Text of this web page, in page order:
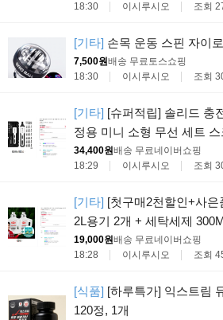
18:30
이시루시오 조회
[기타] 손목 운동 스핀 자이
7,500원배송 무료토스쇼핑
18:30
이시루시오 조회
[기타] [슈퍼적립] 솔리드 충
정용 미니 소형 무선 세트
34,400원배송 무료네이버쇼핑
18:29
이시루시오 조회
[기타] [첫구매2천할인+사
2L용기 2개 + 세탁세제
19,000원배송 무료네이버쇼핑
18:28
이시루시오 조회
[식품] [하루특가] 익스트림
120정, 1개